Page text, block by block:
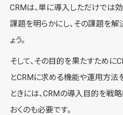
CRMは、単に導入しただけでは
課題を明らかにし、その課題を解
ょう。
そして、その目的を果たすために
とCRMに求める機能や運用方法
ときには、CRMの導入目的を戦
おくのも必要です。